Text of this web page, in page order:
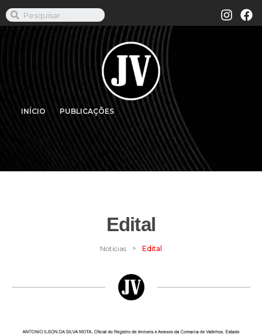
INÍCIO PUBLICAÇÕES
Edital
Notícias > Edital